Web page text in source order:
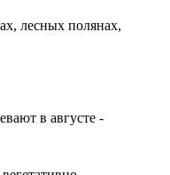
лесных полянах,
в августе -